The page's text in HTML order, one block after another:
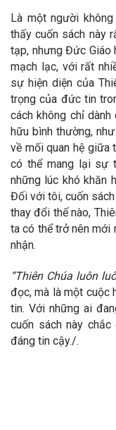
Là một người
thấy cuốn sách này
tạp, nhưng Đức Giáo
mạch lạc, với rất
sự hiện diện của
trọng của đức tin
cách không chỉ
hữu bình thường,
về mối quan hệ giữa
có thể mang lại sự
những lúc khó khăn
Đối với tôi, cuốn
thay đổi thế nào,
ta có thể trở nên mới
nhận.
“Thiên Chúa luôn
đọc, mà là một cuộc
tin. Với những ai
cuốn sách này
đáng tin cậy./.